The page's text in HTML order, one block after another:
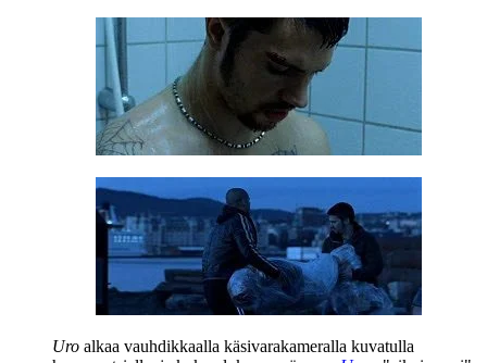
Uro alkaa vauhdikkaalla käsivarakameralla kuvatulla